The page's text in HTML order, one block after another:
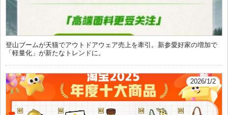
登山ブームが天猫でアウトドアウェア売上を牽引。新参愛好家の増加で
「軽量化」が新たなトレンドに。
2026/1/2